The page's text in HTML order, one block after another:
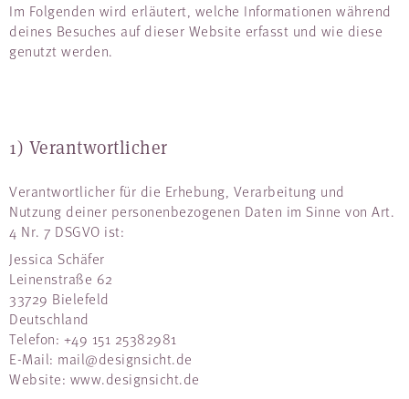
Im Folgenden wird erläutert, welche Informationen während
deines Besuches auf dieser Website erfasst und wie diese
genutzt werden.
1) Verantwortlicher
Verantwortlicher für die Erhebung, Verarbeitung und
Nutzung deiner personenbezogenen Daten im Sinne von Art.
4 Nr. 7 DSGVO ist:
Jessica Schäfer
Leinenstraße 62
33729 Bielefeld
Deutschland
Telefon: +49 151 25382981
E-Mail: mail@designsicht.de
Website: www.designsicht.de